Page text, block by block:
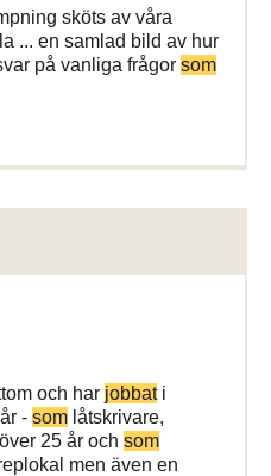
sköts av våra
... en samlad bild av hur
på vanliga frågor som
och har jobbati
- som låtskrivare,
25 år och som
men även en